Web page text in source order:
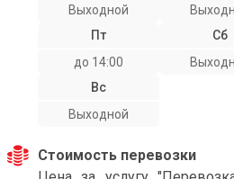
Выходной
Пт
до 14:00
Сб
Вс
Выходной
Стоимость перевозки